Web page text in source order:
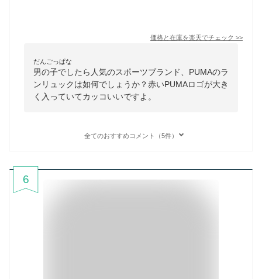
価格と在庫を楽天でチェック >>
だんごっぱな
男の子でしたら人気のスポーツブランド、PUMAのラ
ンリュックは如何でしょうか？赤いPUMAロゴが大き
く入っていてカッコいいですよ。
全てのおすすめコメント（5件）
6